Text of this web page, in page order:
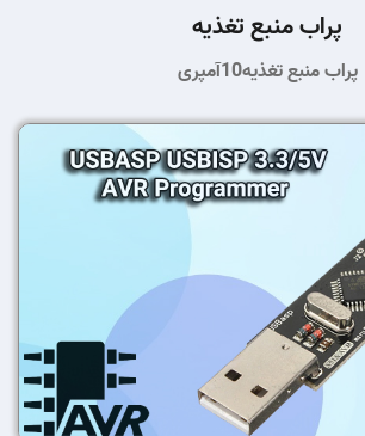
پراب منبع تغذیه
پراب منبع تغذیه10آمپری